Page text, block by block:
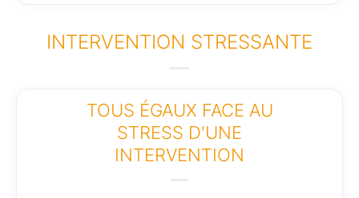
INTERVENTION STRESSANTE
TOUS ÉGAUX FACE AU
STRESS D'UNE
INTERVENTION